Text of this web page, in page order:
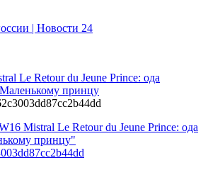
Le Retour du Jeune Prince: ода
принцу
Mistral Le Retour du Jeune Prince: ода
принцу"